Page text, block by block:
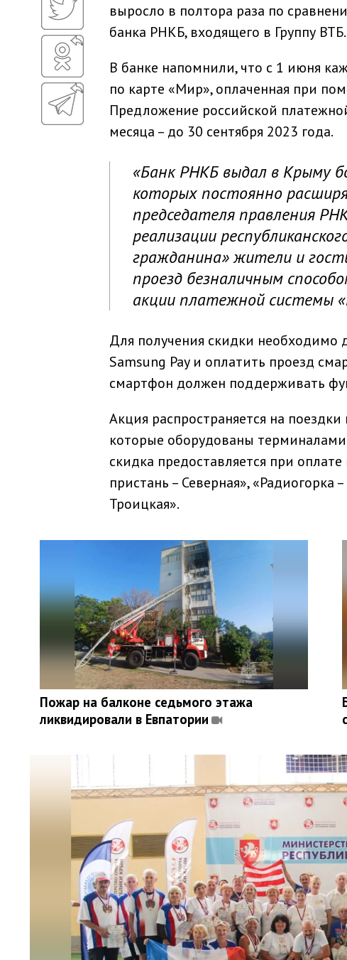
выросло в полтора раза по
банка РНКБ, входящего в Группу ВТБ.
В банке напомнили, что с 1 июня
по карте «Мир», оплаченная при
Предложение российской
месяца – до 30 сентября 2023 года.
«Банк РНКБ выдал в Крыму
которых постоянно
председателя правления
реализации
гражданина» жители и
проезд безналичным
акции платежной системы
Для получения скидки необходимо
Samsung Pay и оплатить проезд
смартфон должен поддерживать
Акция распространяется на
которые оборудованы
скидка предоставляется при
пристань – Северная», «Радиогорка
Троицкая».
Пожар на балконе седьмого этажа
ликвидировали в Евпатории